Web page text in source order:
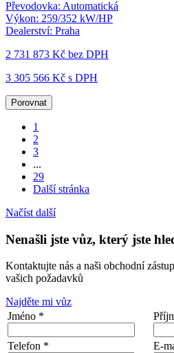
Převodovka: Automatická
Výkon: 259/352 kW/HP
Dealerství: Praha
2 731 873 Kč bez DPH
3 305 566 Kč s DPH
Porovnat
1
2
3
...
29
Další stránka
Načíst další
Nenašli jste vůz, který jste
Kontaktujte nás a naši obchodní
vašich požadavků
Najděte mi vůz
Jméno *
Telefon * E-